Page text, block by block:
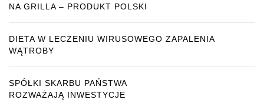
NA GRILLA – PRODUKT POLSKI
DIETA W LECZENIU WIRUSOWEGO ZAPALENIA
WĄTROBY
SPÓŁKI SKARBU PAŃSTWA
ROZWAŻAJĄ INWESTYCJE